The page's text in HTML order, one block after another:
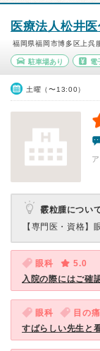
医療法人松井
福岡県福岡市博多区上呉
駐車場あり 電
土曜（〜13:00）
霰粒腫につい
【専門医・資格】
眼科
5.0
入院の際にはご確
眼科 目の
すばらしい先生と